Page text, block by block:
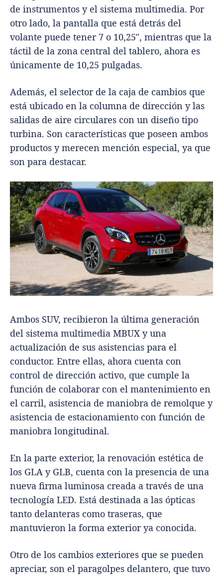
de instrumentos y el sistema multimedia. Por
otro lado, la pantalla que está detrás del
volante puede tener 7 o 10,25″, mientras que la
táctil de la zona central del tablero, ahora es
únicamente de 10,25 pulgadas.
Además, el selector de la caja de cambios que
está ubicado en la columna de dirección y las
salidas de aire circulares con un diseño tipo
turbina. Son características que poseen ambos
productos y merecen mención especial, ya que
son para destacar.
Ambos SUV, recibieron la última generación
del sistema multimedia MBUX y una
actualización de sus asistencias para el
conductor. Entre ellas, ahora cuenta con
control de dirección activo, que cumple la
función de colaborar con el mantenimiento en
el carril, asistencia de maniobra de remolque y
asistencia de estacionamiento con función de
maniobra longitudinal.
En la parte exterior, la renovación estética de
los GLA y GLB, cuenta con la presencia de una
nueva firma luminosa creada a través de una
tecnología LED. Está destinada a las ópticas
tanto delanteras como traseras, que
mantuvieron la forma exterior ya conocida.
Otro de los cambios exteriores que se pueden
apreciar, son el paragolpes delantero, que tuvo